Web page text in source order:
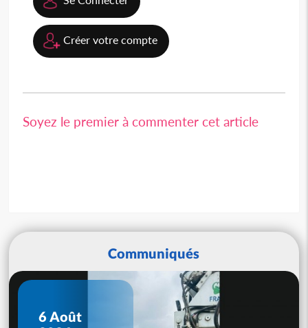
Créer votre compte
Soyez le premier à commenter cet article
Communiqués
6 Août